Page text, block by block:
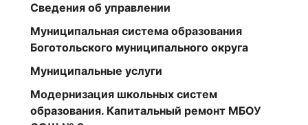
Сведения об управлении
Муниципальная система образования
Боготольского муниципального округа
Муниципальные услуги
Модернизация школьных систем
образования. Капитальный ремонт МБОУ